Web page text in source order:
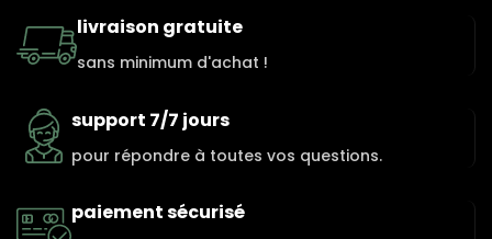
livraison gratuite
sans minimum d'achat !
support 7/7 jours
pour répondre à toutes vos questions.
paiement sécurisé